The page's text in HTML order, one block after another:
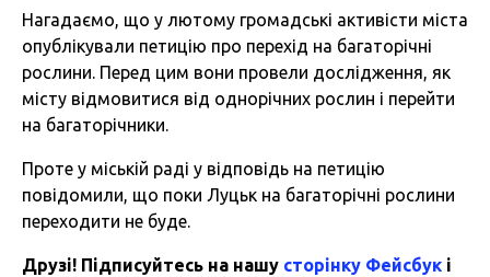
Нагадаємо, що у лютому громадські активісти міста
опублікували петицію про перехід на багаторічні
рослини. Перед цим вони провели дослідження, як
місту відмовитися від однорічних рослин і перейти
на багаторічники.
Проте у міській раді у відповідь на петицію
повідомили, що поки Луцьк на багаторічні рослини
переходити не буде.
Друзі! Підписуйтесь на нашу сторінку Фейсбук і